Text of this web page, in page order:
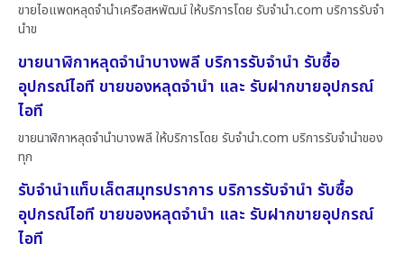
ขายไอแพดหลุดจำนำเครือสหพัฒน์ ให้บริการโดย รับจํานํา.com บริการรับจำ
นำข
ขายนาฬิกาหลุดจำนำบางพลี บริการรับจำนำ รับซื้อ
อุปกรณ์ไอที ขายของหลุดจำนำ และ รับฝากขายอุปกรณ์
ไอที
ขายนาฬิกาหลุดจำนำบางพลี ให้บริการโดย รับจํานํา.com บริการรับจำนำของ
ทุก
รับจำนำแท็บเล็ตสมุทรปราการ บริการรับจำนำ รับซื้อ
อุปกรณ์ไอที ขายของหลุดจำนำ และ รับฝากขายอุปกรณ์
ไอที